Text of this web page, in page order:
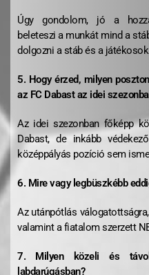
Úgy gondolom, jó a
beleteszi a munkát mind a
dolgozni a stáb és a
5. Hogy érzed, milyen
az FC Dabast az idei
Az idei szezonban főképp
Dabast, de inkább
középpályás pozíció sem
6. Mire vagy legbüszkébb
Az utánpótlás
valamint a fiatalom szerzett
7. Milyen közeli és
labdarúgásban?